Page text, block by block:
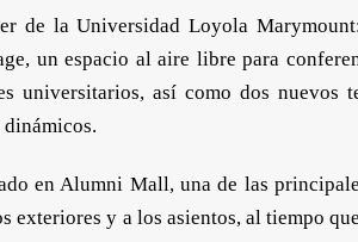
de la Universidad Loyola
un espacio al aire libre para
universitarios, así como dos nuevos
en Alumni Mall, una de las
exteriores y a los asientos, al tiempo